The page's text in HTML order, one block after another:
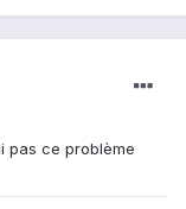
pas ce problème